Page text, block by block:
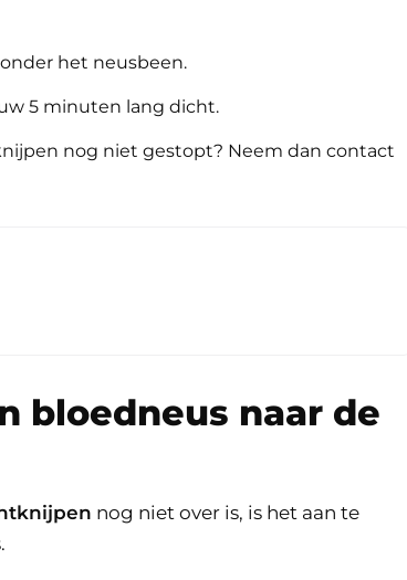
het neusbeen.
5 minuten lang dicht.
nog niet gestopt? Neem dan contact
bloedneus naar de
nog niet over is, is het aan te